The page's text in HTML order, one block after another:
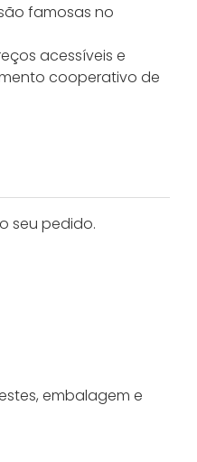
famosas no
acessíveis e
cooperativo de
seu pedido.
embalagem e